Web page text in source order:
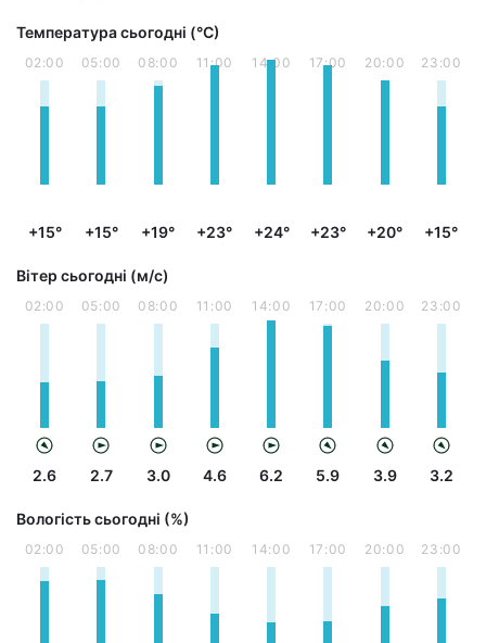
Температура сьогодні (°С)
02:00
+15°
05:00
+15°
08:00
+19°
11:00
+23°
14:00
+24°
17:00
+23°
20:00
+20°
23:00
+15°
Вітер сьогодні (м/с)
02:00
2.6
05:00
2.7
08:00
3.0
11:00
4.6
14:00
6.2
17:00
5.9
20:00
3.9
23:00
3.2
Вологість сьогодні (%)
02:00 05:00 08:00 11:00 14:00 17:00 20:00 23:00